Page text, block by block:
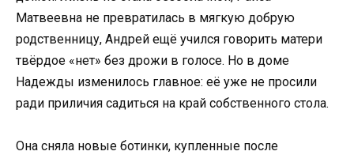
Матвеевна не превратилась в мягкую добрую
родственницу, Андрей ещё учился говорить матери
твёрдое «нет» без дрожи в голосе. Но в доме
Надежды изменилось главное: её уже не просили
ради приличия садиться на край собственного стола.
Она сняла новые ботинки, купленные после